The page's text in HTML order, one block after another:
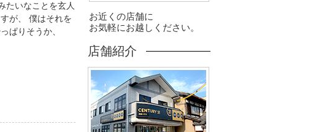
たいなことを玄人
が、 僕はそれを
ぱりそうか、
お近くの店舗に
お気軽にお越しください。
店舗紹介